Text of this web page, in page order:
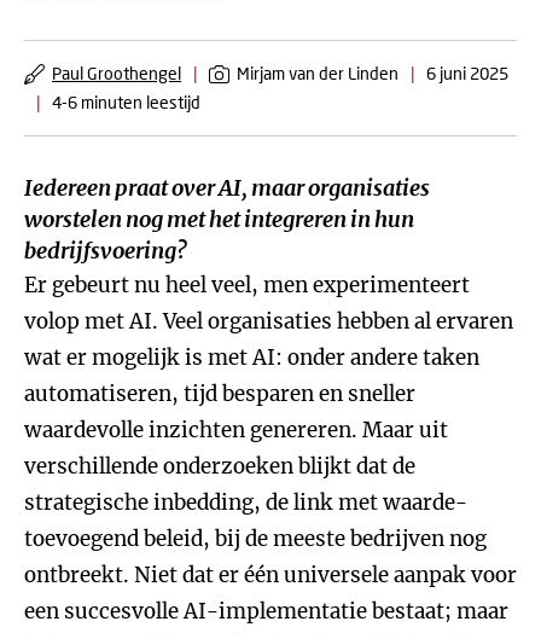
Paul Groothengel | Mirjam van der Linden | 6 juni 2025
| 4-6 minuten leestijd
Iedereen praat over AI, maar organisaties
worstelen nog met het integreren in hun
bedrijfsvoering?
Er gebeurt nu heel veel, men experimenteert
volop met AI. Veel organisaties hebben al ervaren
wat er mogelijk is met AI: onder andere taken
automatiseren, tijd besparen en sneller
waardevolle inzichten genereren. Maar uit
verschillende onderzoeken blijkt dat de
strategische inbedding, de link met waarde-
toevoegend beleid, bij de meeste bedrijven nog
ontbreekt. Niet dat er één universele aanpak voor
een succesvolle AI-implementatie bestaat; maar